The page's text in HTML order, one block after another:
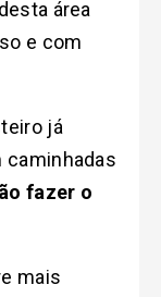
área
e com
já
caminhadas
fazer o
mais